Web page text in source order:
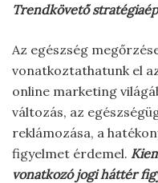
Trendkövető
Az egészség
vonatkoztathatunk el
online marketing
változás, az
reklámozása, a
figyelmet érdemel.
vonatkozó jogi háttér